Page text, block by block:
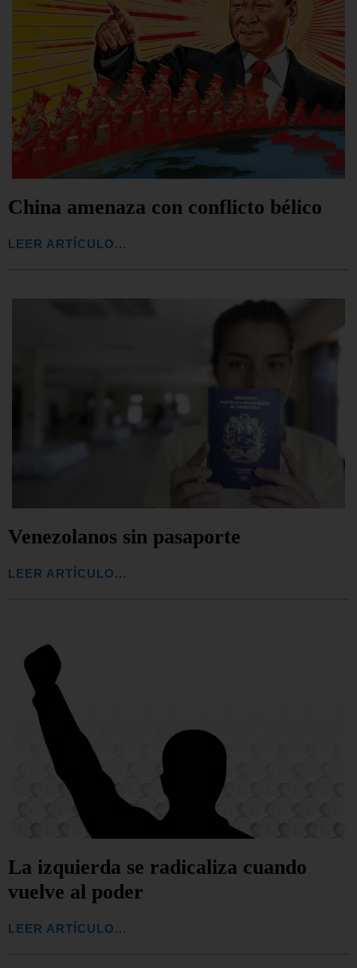
China amenaza con conflicto bélico
LEER ARTÍCULO...
Venezolanos sin pasaporte
LEER ARTÍCULO...
La izquierda se radicaliza cuando
vuelve al poder
LEER ARTÍCULO...